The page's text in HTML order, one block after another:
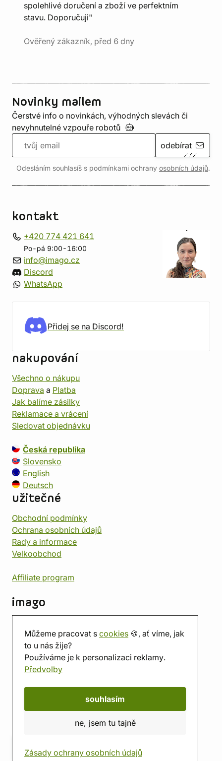
Můžeme pracovat s cookies 🍪, ať víme, jak
to u nás žije?
Používáme je k personalizaci reklamy.
Předvolby
souhlasím
ne, jsem tu tajně
Zásady ochrany osobních údajů
spolehlivé doručení a zboží ve perfektním
stavu. Doporučuji"
Ověřený zákazník, před 6 dny
Novinky mailem
Čerstvé info o novinkách, výhodných slevách či
nevyhnutelné vzpouře robotů
odebírat
Odesláním souhlasíš s podmínkami ochrany osobních údajů.
kontakt
+420 774 421 641
Po-pá 9:00-16:00
info@imago.cz
Discord
WhatsApp
Přidej se na Discord!
nakupování
Všechno o nákupu
Doprava a Platba
Jak balíme zásilky
Reklamace a vrácení
Sledovat objednávku
Česká republika
Slovensko
English
Deutsch
užitečné
Obchodní podmínky
Ochrana osobních údajů
Rady a informace
Velkoobchod
Affiliate program
imago
Prodejna
Herna
O nás
Hodnocení obchodu